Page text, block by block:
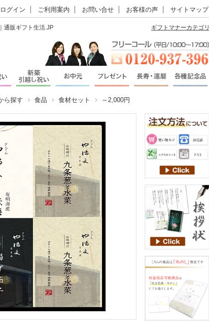
グイン ご利用案内 お問い合せ お客様の声 サイトマップ
販ギフト生活.JP ギフトマナーカテゴリ
ら探す 食品 食材セット ～2,000円